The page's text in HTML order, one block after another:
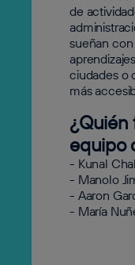
de
sueñan
ciudades o
más
¿Quién
equipo
- Kunal
- Manolo
- Aaron
- María